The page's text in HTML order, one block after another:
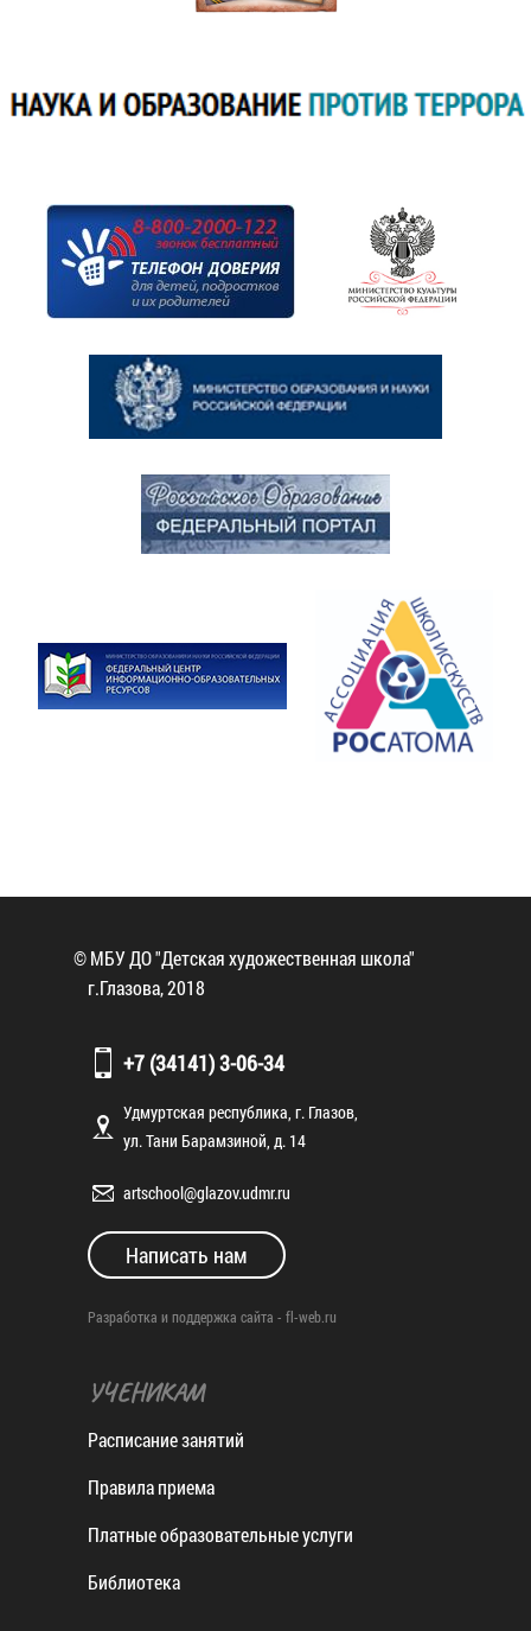
© МБУ ДО "Детская художественная школа"
г.Глазова, 2018
+7 (34141) 3-06-34
Удмуртская республика, г. Глазов,
ул. Тани Барамзиной, д. 14
artschool@glazov.udmr.ru
Написать нам
Разработка и поддержка сайта - fl-web.ru
УЧЕНИКАМ
Расписание занятий
Правила приема
Платные образовательные услуги
Библиотека